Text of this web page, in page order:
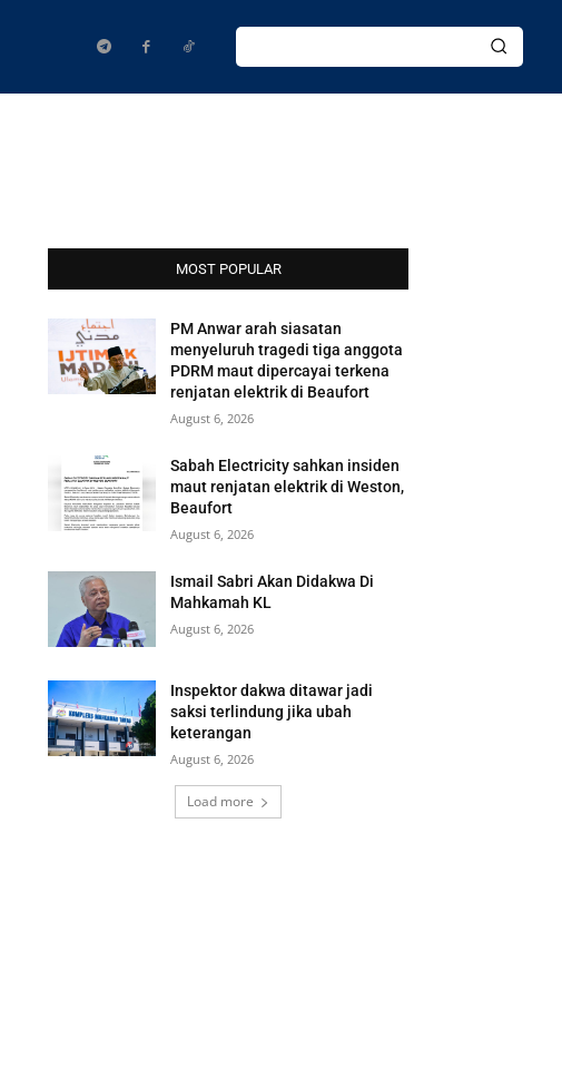
MOST POPULAR
PM Anwar arah siasatan
menyeluruh tragedi tiga anggota
PDRM maut dipercayai terkena
renjatan elektrik di Beaufort
August 6, 2026
Sabah Electricity sahkan insiden
maut renjatan elektrik di Weston,
Beaufort
August 6, 2026
Ismail Sabri Akan Didakwa Di
Mahkamah KL
August 6, 2026
Inspektor dakwa ditawar jadi
saksi terlindung jika ubah
keterangan
August 6, 2026
Load more